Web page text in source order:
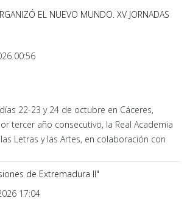
EL NUEVO MUNDO. XV JORNADAS
00:56
22-23 y 24 de octubre en Cáceres,
tercer año consecutivo, la Real Academia
Letras y las Artes, en colaboración con
de Extremadura II"
17:04